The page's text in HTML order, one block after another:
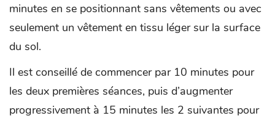
minutes en se positionnant sans vêtements ou avec
seulement un vêtement en tissu léger sur la surface
du sol.
Il est conseillé de commencer par 10 minutes pour
les deux premières séances, puis d’augmenter
progressivement à 15 minutes les 2 suivantes pour